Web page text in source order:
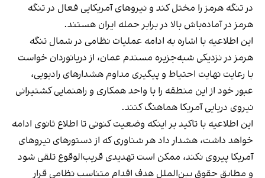
در تنگه هرمز را مختل کند و نیروهای آمریکایی فعال در تنگه
هرمز در آماده‌باش بالا در برابر حمله ایران هستند.
این اطلاعیه با اشاره به ادامه عملیات نظامی در شمال تنگه
هرمز در نزدیکی شبه‌جزیره مسندم عمان، از دریانوردان خواست
با رعایت نهایت احتیاط و پیگیری مداوم هشدارهای رادیویی،
عبور خود از این منطقه را با واحد همکاری و راهنمایی کشتیرانی
نیروی دریایی آمریکا هماهنگ کنند.
این اطلاعیه با تاکید بر اینکه وضعیت کنونی تا اطلاع ثانوی ادامه
خواهد داشت، هشدار داد هر شناوری که از دستورهای نیروهای
آمریکا پیروی نکند، ممکن است تهدیدی قریب‌الوقوع تلقی شود
و مطابق حقوق بین‌الملل هدف اقدام متناسب نظامی قرار